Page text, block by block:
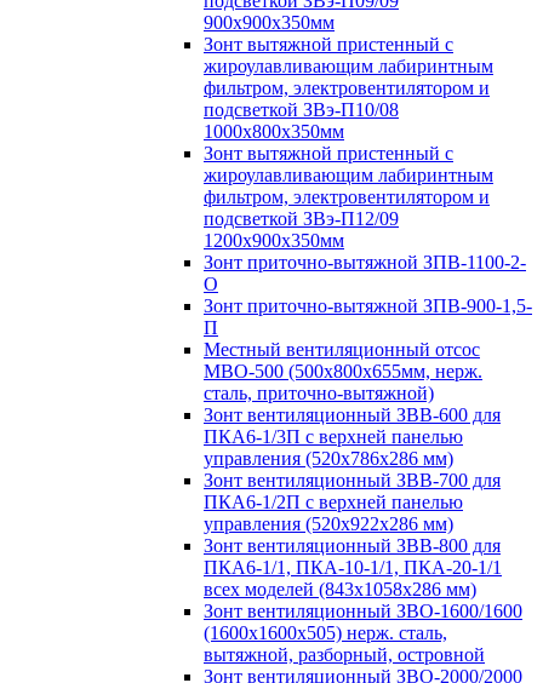
900х900х350мм
Зонт вытяжной пристенный с
жироулавливающим лабиринтным
фильтром, электровентилятором и
подсветкой ЗВэ-П10/08
1000х800х350мм
Зонт вытяжной пристенный с
жироулавливающим лабиринтным
фильтром, электровентилятором и
подсветкой ЗВэ-П12/09
1200х900х350мм
Зонт приточно-вытяжной ЗПВ-1100-2-
О
Зонт приточно-вытяжной ЗПВ-900-1,5-
П
Местный вентиляционный отсос
МВО-500 (500х800х655мм, нерж.
сталь, приточно-вытяжной)
Зонт вентиляционный ЗВВ-600 для
ПКА6-1/3П с верхней панелью
управления (520х786х286 мм)
Зонт вентиляционный ЗВВ-700 для
ПКА6-1/2П с верхней панелью
управления (520х922х286 мм)
Зонт вентиляционный ЗВВ-800 для
ПКА6-1/1, ПКА-10-1/1, ПКА-20-1/1
всех моделей (843х1058х286 мм)
Зонт вентиляционный ЗВО-1600/1600
(1600х1600х505) нерж. сталь,
вытяжной, разборный, островной
Зонт вентиляционный ЗВО-2000/2000